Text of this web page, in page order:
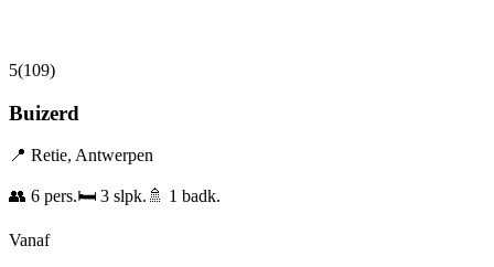
5(109)
Buizerd
📍 Retie, Antwerpen
👥 6 pers.🛏️ 3 slpk. 🚿 1 badk.
Vanaf